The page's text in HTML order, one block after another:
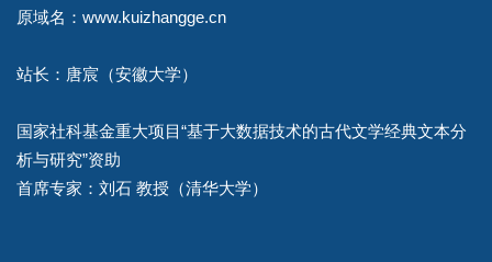
原域名：www.kuizhangge.cn
站长：唐宸（安徽大学）
国家社科基金重大项目“基于大数据技术的古代文学经典文本分
析与研究”资助
首席专家：刘石 教授（清华大学）